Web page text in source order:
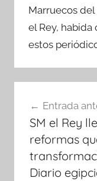
Marruecos
el Rey,
estos
de
entradas
Entrada
SM el Rey
reformas
Diario